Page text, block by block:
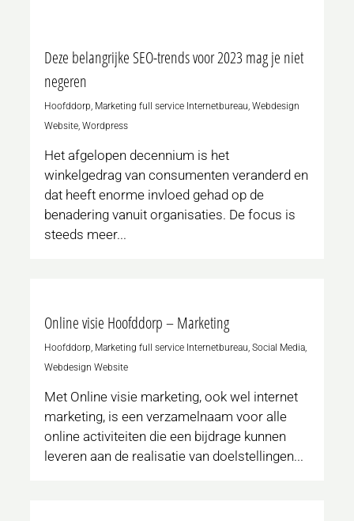
Deze belangrijke SEO-trends voor 2023 mag je niet
negeren
Hoofddorp, Marketing full service Internetbureau,Webdesign
Website,Wordpress
Het afgelopen decennium is het
winkelgedrag van consumenten veranderd en
dat heeft enorme invloed gehad op de
benadering vanuit organisaties. De focus is
steeds meer...
Online visie Hoofddorp – Marketing
Hoofddorp, Marketing full service Internetbureau,Social Media,
Webdesign Website
Met Online visie marketing, ook wel internet
marketing, is een verzamelnaam voor alle
online activiteiten die een bijdrage kunnen
leveren aan de realisatie van doelstellingen...